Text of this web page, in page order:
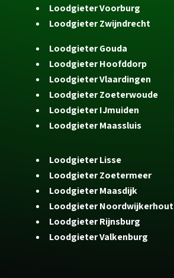
Loodgieter Voorburg
Loodgieter Zwijndrecht
Loodgieter Gouda
Loodgieter Hoofddorp
Loodgieter Vlaardingen
Loodgieter Zoeterwoude
Loodgieter IJmuiden
Loodgieter Maassluis
Loodgieter Lisse
Loodgieter Zoetermeer
Loodgieter Maasdijk
Loodgieter Noordwijkerhout
Loodgieter Rijnsburg
Loodgieter Valkenburg